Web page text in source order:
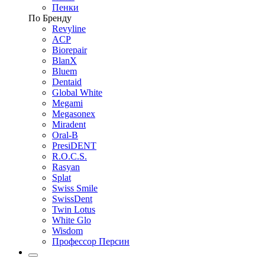
Пенки
По Бренду
Revyline
ACP
Biorepair
BlanX
Bluem
Dentaid
Global White
Megami
Megasonex
Miradent
Oral-B
PresiDENT
R.O.C.S.
Rasyan
Splat
Swiss Smile
SwissDent
Twin Lotus
White Glo
Wisdom
Профессор Персин